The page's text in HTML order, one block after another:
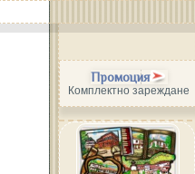
Промоция
Комплектно зареждане